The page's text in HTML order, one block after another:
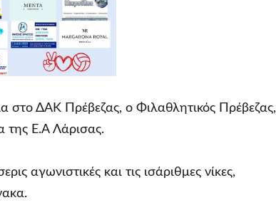
στο ΔΑΚ Πρέβεζας, ο Φιλαθλητικός Πρέβεζας,
της Ε.Α Λάρισας.
αγωνιστικές και τις ισάριθμες νίκες,